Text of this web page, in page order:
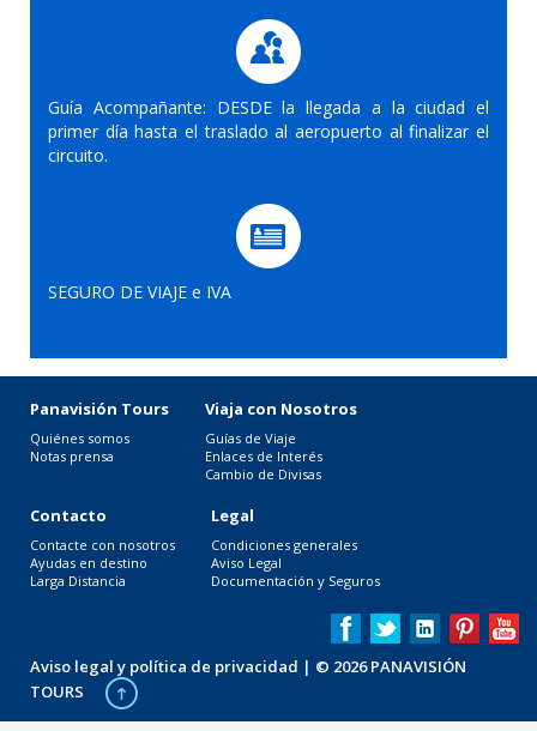
Guía Acompañante: DESDE la llegada a la ciudad el
primer día hasta el traslado al aeropuerto al finalizar el
circuito.
SEGURO DE VIAJE e IVA
Panavisión Tours
Quiénes somos
Notas prensa
Viaja con Nosotros
Guías de Viaje
Enlaces de Interés
Cambio de Divisas
Contacto
Contacte con nosotros
Ayudas en destino
Larga Distancia
Legal
Condiciones generales
Aviso Legal
Documentación y Seguros
Aviso legal y política de privacidad | © 2026 PANAVISIÓN
TOURS